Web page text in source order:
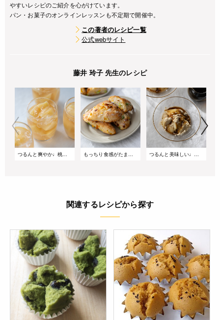
やすいレシピのご紹介を心がけています。
パン・お菓子のオンラインレッスンも不定期で開催中。
この著者のレシピ一覧
公式webサイト
藤井 玲子 先生のレシピ
つるんと爽やか♩桃とカモミールのゼリー もっちり食感がたまらない♩枝豆とコーンの切りっぱなしパン つるんと美味しい♩黒豆茶ときなこの豆乳プリン
関連するレシピから探す